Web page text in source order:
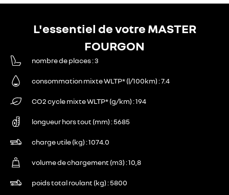
L'essentiel de votre MASTER
FOURGON
nombre de places 3
consommation mixte WLTP* (l/100km) 7.4
CO2 cycle mixte WLTP* (g/km) 194
longueur hors tout (mm) 5685
charge utile (kg) 1074.0
volume de chargement (m3) 10,8
poids total roulant (kg) 5800